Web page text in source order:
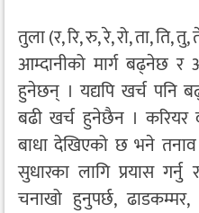
तुला (र, रि, रु, रे, रो, ता, ति,
आम्दानीको मार्ग बढ्नेछ र
हुनेछन् । यद्यपि खर्च पनि
बढी खर्च हुनेछैन । करियर
बाधा देखिएको छ भने
सुधारका लागि प्रयास गर्नु
चनाखो हुनुपर्छ,